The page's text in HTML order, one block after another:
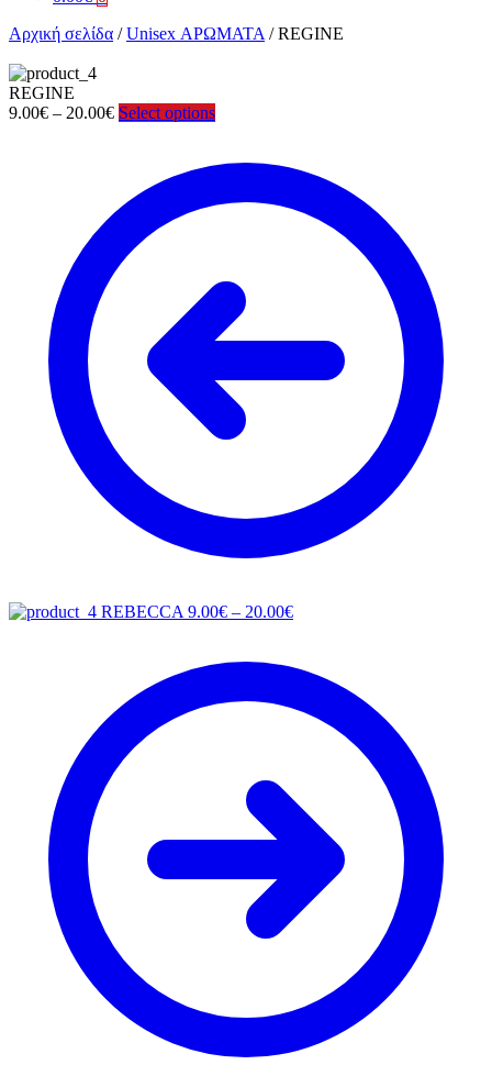
Αρχική σελίδα /Unisex ΑΡΩΜΑΤΑ /REGINE
REGINE
9.00€ – 20.00€Price
20.00€
Select options
REBECCA 9.00€ – 20.00€Price
through
20.00€